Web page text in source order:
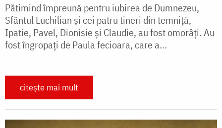
Pătimind împreună pentru iubirea de Dumnezeu,
Sfântul Luchilian și cei patru tineri din temniță,
Ipatie, Pavel, Dionisie și Claudie, au fost omorâți. Au
fost îngropați de Paula fecioara, care a...
citește mai mult